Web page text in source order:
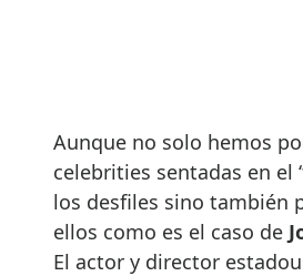
Aunque no solo hemos
celebrities sentadas en el
los desfiles sino también
ellos como es el caso de
El actor y director